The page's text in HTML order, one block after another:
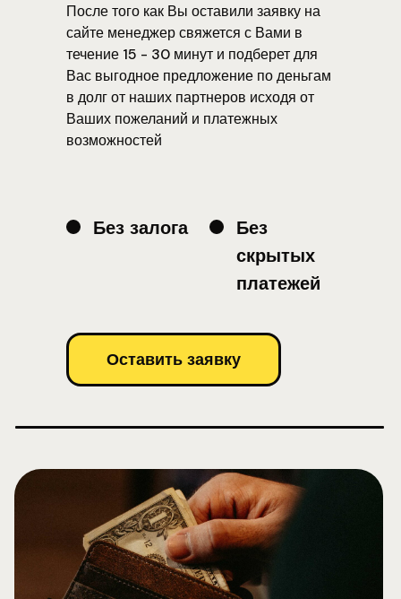
После того как Вы оставили заявку на
сайте менеджер свяжется с Вами в
течение 15 - 30 минут и подберет для
Вас выгодное предложение по деньгам
в долг от наших партнеров исходя от
Ваших пожеланий и платежных
возможностей
Оставить заявку
Без залога
Без
скрытых
платежей